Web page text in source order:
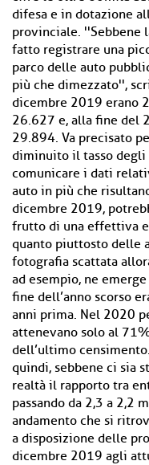
difesa e in dotazione
provinciale. ''Sebbene
fatto registrare una
parco delle auto
più che dimezzato'',
dicembre 2019 erano
26.627 e, alla fine del
29.894. Va precisato
diminuito il tasso
comunicare i dati
auto in più che
dicembre 2019,
frutto di una effettiva
quanto piuttosto delle
fotografia scattata
ad esempio, ne
fine dell’anno scorso
anni prima. Nel 2020
attenevano solo al
dell’ultimo
quindi, sebbene ci sia
realtà il rapporto tra
passando da 2,3 a 2,2
andamento che si
a disposizione delle
dicembre 2019 agli